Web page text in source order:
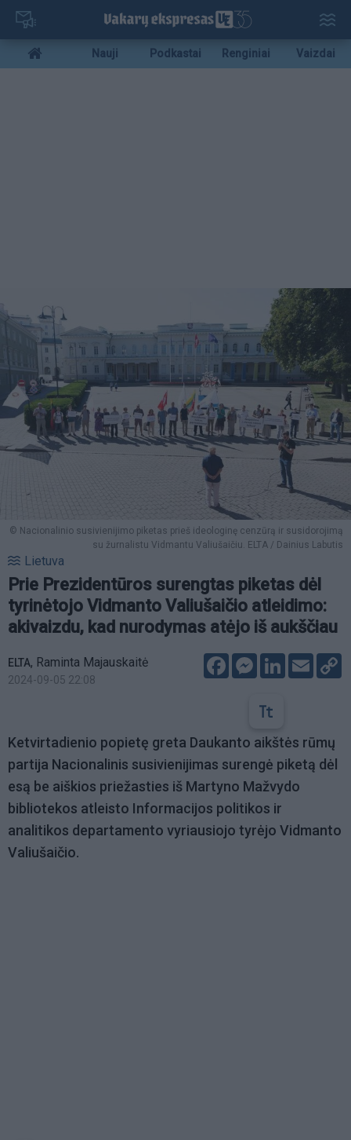
Pereiti
pagrindinį
turinį
Mobile
menu
Nauji Podkastai Renginiai Vaizdai
© Nacionalinio susivienijimo piketas prieš ideologinę cenzūrą ir susidorojimą
su žurnalistu Vidmantu Valiušaičiu. ELTA / Dainius Labutis
Lietuva
Prie Prezidentūros surengtas piketas dėl
tyrinėtojo Vidmanto Valiušaičio atleidimo:
akivaizdu, kad nurodymas atėjo iš aukščiau
ELTA, Raminta Majauskaitė
2024-09-05 22:08
FacebookMessenger
LinkedIn
Email
Ketvirtadienio popietę greta Daukanto aikštės rūmų
partija Nacionalinis susivienijimas surengė piketą dėl
esą be aiškios priežasties iš Martyno Mažvydo
bibliotekos atleisto Informacijos politikos ir
analitikos departamento vyriausiojo tyrėjo Vidmanto
Valiušaičio.